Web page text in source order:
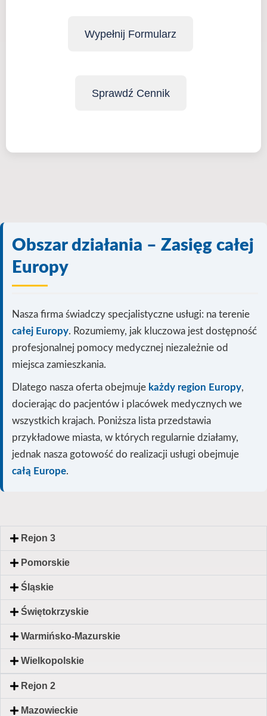
Wypełnij Formularz
Sprawdź Cennik
Obszar działania – Zasięg całej
Europy
Nasza firma świadczy specjalistyczne usługi: na terenie
całej Europy. Rozumiemy, jak kluczowa jest dostępność
profesjonalnej pomocy medycznej niezależnie od
miejsca zamieszkania.
Dlatego nasza oferta obejmuje każdy region Europy,
docierając do pacjentów i placówek medycznych we
wszystkich krajach. Poniższa lista przedstawia
przykładowe miasta, w których regularnie działamy,
jednak nasza gotowość do realizacji usługi obejmuje
całą Europe.
Rejon 3
Pomorskie
Śląskie
Świętokrzyskie
Warmińsko-Mazurskie
Wielkopolskie
Rejon 2
Mazowieckie